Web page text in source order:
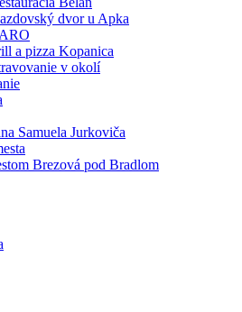
dvor u Apka
a pizza Kopanica
v okolí
Samuela Jurkoviča
Brezová pod Bradlom